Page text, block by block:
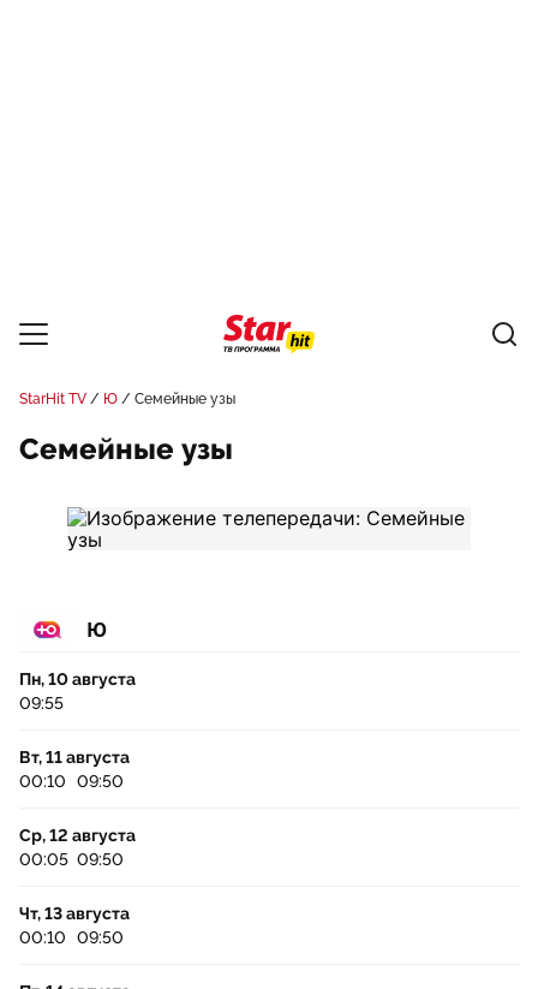
StarHit TV Ю Семейные узы
Семейные узы
Ю
Пн, 10 августа
09:55
Вт, 11 августа
00:10
09:50
Ср, 12 августа
00:05 09:50
Чт, 13 августа
00:10
09:50